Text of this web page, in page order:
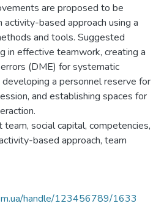
are proposed to be
based approach using a
and tools. Suggested
in effective teamwork, creating a
(DME) for systematic
developing a personnel reserve for
and establishing spaces for
social capital, competencies,
based approach, team
handle/123456789/1633